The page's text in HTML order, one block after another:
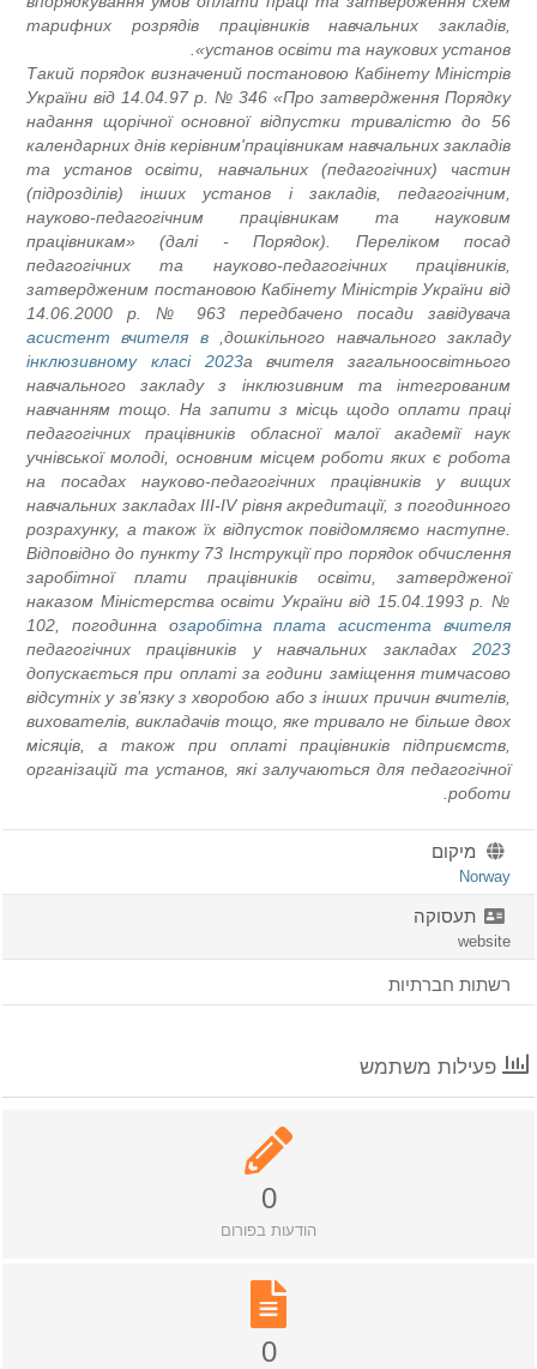
тарифних розрядів працівників навчальних закладів,
установ освіти та наукових установ».
Такий порядок визначений постановою Кабінету Міністрів
України від 14.04.97 р. № 346 «Про затвердження Порядку
надання щорічної основної відпустки тривалістю до 56
календарних днів керівним'працівникам навчальних закладів
та установ освіти, навчальних (педагогічних) частин
(підрозділів) інших установ і закладів, педагогічним,
науково-педагогічним працівникам та науковим
працівникам» (далі - Порядок). Переліком посад
педагогічних та науково-педагогічних працівників,
затвердженим постановою Кабінету Міністрів України від
14.06.2000 р. № 963 передбачено посади завідувача
дошкільного навчального закладу,
асистент вчителя в
інклюзивному класі 2023а вчителя загальноосвітнього
навчального закладу з інклюзивним та інтегрованим
навчанням тощо. На запити з місць щодо оплати праці
педагогічних працівників обласної малої академії наук
учнівської молоді, основним місцем роботи яких є робота
на посадах науково-педагогічних працівників у вищих
навчальних закладах III-IV рівня акредитації, з погодинного
розрахунку, а також їх відпусток повідомляємо наступне.
Відповідно до пункту 73 Інструкції про порядок обчислення
заробітної плати працівників освіти, затвердженої
наказом Міністерства освіти України від 15.04.1993 р. №
102, погодинна озаробітна плата асистента вчителя
2023
педагогічних працівників у навчальних закладах
допускається при оплаті за години заміщення тимчасово
відсутніх у зв’язку з хворобою або з інших причин вчителів,
вихователів, викладачів тощо, яке тривало не більше двох
місяців, а також при оплаті працівників підприємств,
організацій та установ, які залучаються для педагогічної
роботи.
מיקום
Norway
תעסוקה
website
רשתות חברתיות
פעילות משתמש
0
הודעות בפורום
0